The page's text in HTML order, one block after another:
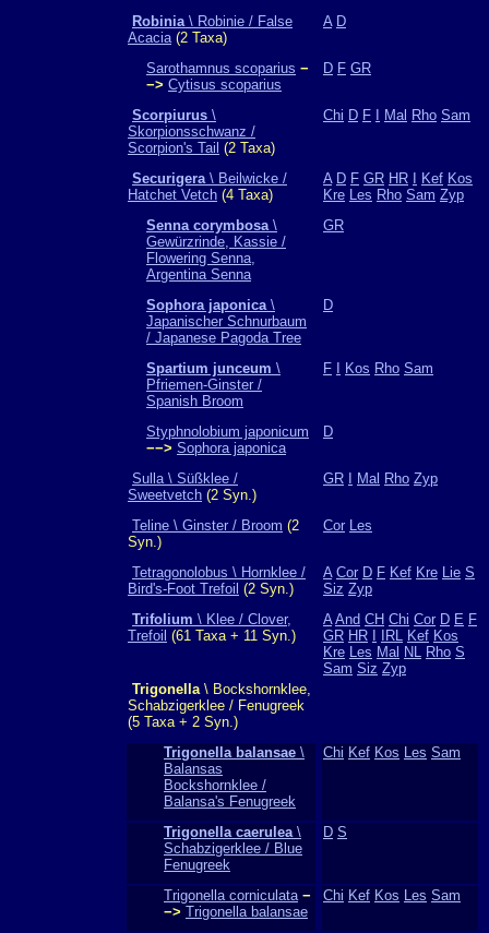
Robinia\ Robinie / False
Acacia(2 Taxa)
A D
Sarothamnus scoparius −
−> Cytisus scoparius
D F GR
Scorpiurus \
Skorpionsschwanz /
Scorpion's Tail (2 Taxa)
Chi D F Mal Rho Sam
Securigera\ Beilwicke /
Hatchet Vetch (4 Taxa)
A D F GR HR Kef Kos
Kre Les Rho Sam Zyp
Senna corymbosa\
Gewürzrinde, Kassie /
Flowering Senna,
Argentina Senna
GR
Sophora japonica\
Japanischer Schnurbaum
/ Japanese Pagoda Tree
D
Spartium junceum \
Pfriemen-Ginster /
Spanish Broom
F Kos Rho Sam
Styphnolobium japonicum
−−> Sophora japonica
D
Sulla \ Süßklee /
Sweetvetch (2 Syn.)
GR Mal Rho Zyp
Teline \ Ginster / Broom (2
Syn.)
Cor Les
Tetragonolobus \ Hornklee /
Bird's-Foot Trefoil (2 Syn.)
A Cor D F Kef Kre Lie S
Siz Zyp
Trifolium \ Klee / Clover,
Trefoil (61 Taxa + 11 Syn.)
A And CH Chi Cor D E F
GR HR IRL Kef Kos
Kre Les Mal NL Rho S
Sam Siz Zyp
Trigonella\ Bockshornklee,
Schabzigerklee / Fenugreek
(5 Taxa + 2 Syn.)
Trigonella balansae \
Balansas
Bockshornklee /
Balansa's Fenugreek
Chi Kef Kos Les Sam
Trigonella caerulea\
Schabzigerklee / Blue
Fenugreek
D S
Trigonella corniculata −
−> Trigonella balansae
Chi Kef Kos Les Sam